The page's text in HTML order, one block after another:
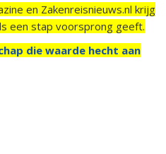
en Zakenreisnieuws.nl krijg
een stap voorsprong geeft.
die waarde hecht aan